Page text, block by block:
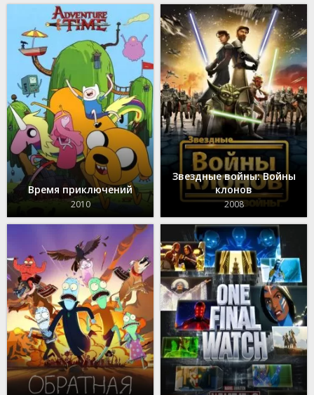
Время приключений
2010
Звездные войны: Войны
клонов
2008